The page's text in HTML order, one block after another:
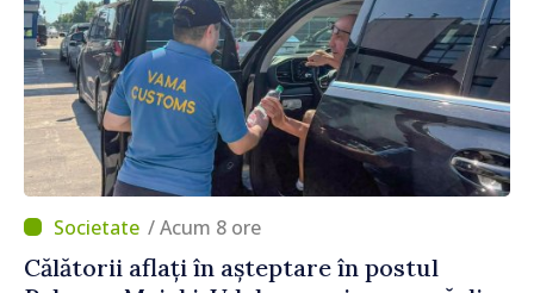
/ Acum 8 ore
Călătorii aflați în așteptare în postul